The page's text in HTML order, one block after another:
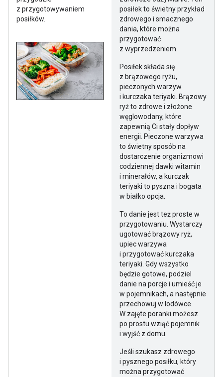
z przygotowywaniem
posiłków.
posiłek to świetny przykład
zdrowego i smacznego
dania, które można
przygotować
z wyprzedzeniem.
Posiłek składa się
z brązowego ryżu,
pieczonych warzyw
i kurczaka teriyaki. Brązowy
ryż to zdrowe i złożone
węglowodany, które
zapewnią Ci stały dopływ
energii. Pieczone warzywa
to świetny sposób na
dostarczenie organizmowi
codziennej dawki witamin
i minerałów, a kurczak
teriyaki to pyszna i bogata
w białko opcja.
To danie jest też proste w
przygotowaniu. Wystarczy
ugotować brązowy ryż,
upiec warzywa
i przygotować kurczaka
teriyaki. Gdy wszystko
będzie gotowe, podziel
danie na porcje i umieść je
w pojemnikach, a następnie
przechowuj w lodówce.
W zajęte poranki możesz
po prostu wziąć pojemnik
i wyjść z domu.
Jeśli szukasz zdrowego
i pysznego posiłku, który
można przygotować